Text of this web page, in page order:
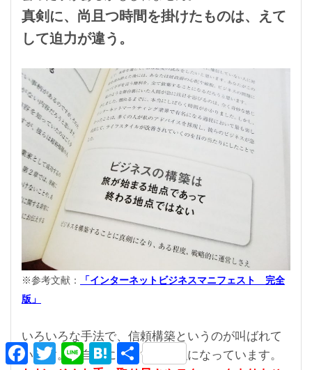
真剣に、尚且つ時間を掛けたものは、えて
して迫力が違う。
※参考文献：
「インターネットビジネスマニフェスト 完全
版」
いろいろな手法で、信頼構築というのが叫ばれて
います。私自身にとっても勉強になっています。
F
a
T
w
L
i
H
a
共
有